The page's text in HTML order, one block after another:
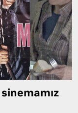
sinemamız